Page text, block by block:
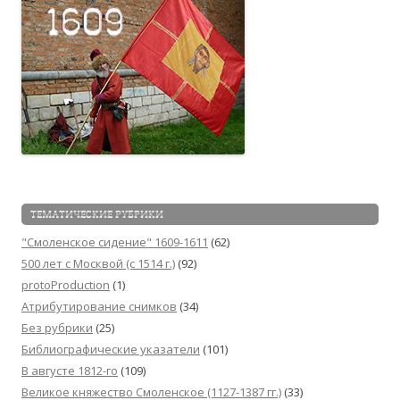
ТЕМАТИЧЕСКИЕ РУБРИКИ
"Смоленское сидение" 1609-1611 (62)
500 лет с Москвой (c 1514 г.) (92)
protoProduction (1)
Атрибутирование снимков (34)
Без рубрики (25)
Библиографические указатели (101)
В августе 1812-го (109)
Великое княжество Смоленское (1127-1387 гг.) (33)